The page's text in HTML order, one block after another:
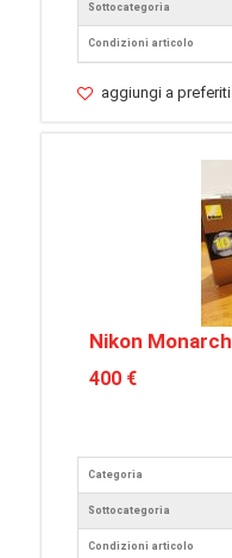
Sottocategoria
Condizioni articolo
aggiungi a preferiti
Nikon Monarch
400 €
Categoria
Sottocategoria
Condizioni articolo